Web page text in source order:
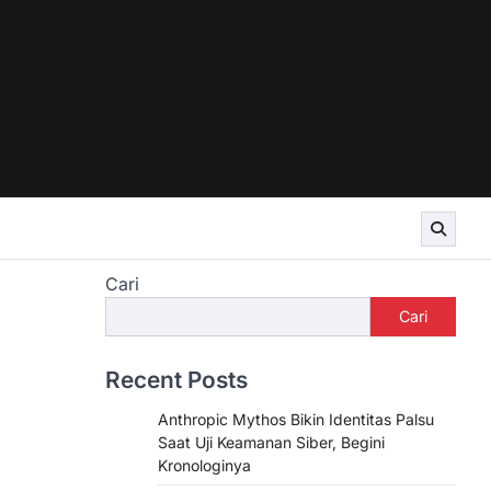
Cari
Cari
Recent Posts
Anthropic Mythos Bikin Identitas Palsu
Saat Uji Keamanan Siber, Begini
Kronologinya